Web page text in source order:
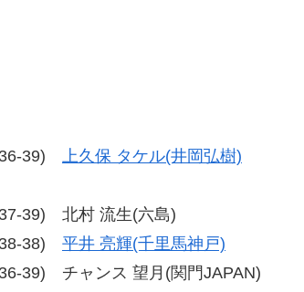
39) 上久保 タケル(井岡弘樹)
39) 北村 流生(六島)
38) 平井 亮輝(千里馬神戸)
39) チャンス 望月(関門JAPAN)